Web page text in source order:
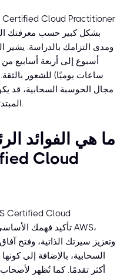
ومدى التزامك بالدراسة. يشير
أسبوع إلى أربعة أسابيع
ساعات يوميًا) للشعور
مجال الحوسبة السحابية، قد
المبتدئون وقتًا أطول لفهم جميع المفاهيم.
ما هي الفوائد
وتعزيز سيرتك الذاتية، وفتح
السحابية، بالإضافة إلى